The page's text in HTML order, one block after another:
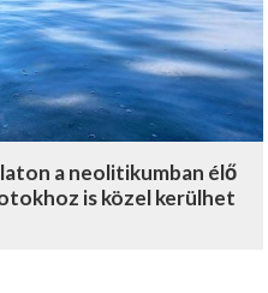
a neolitikumban élő
is közel kerülhet